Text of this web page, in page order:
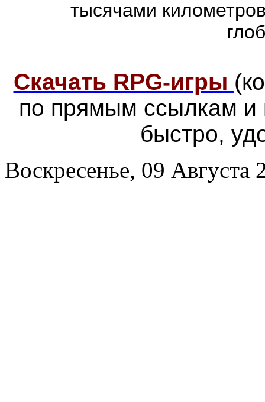
тысячами
Скачать RPG-игры
по прямым ссылкам и
быстро,
Воскресенье, 09 Августа